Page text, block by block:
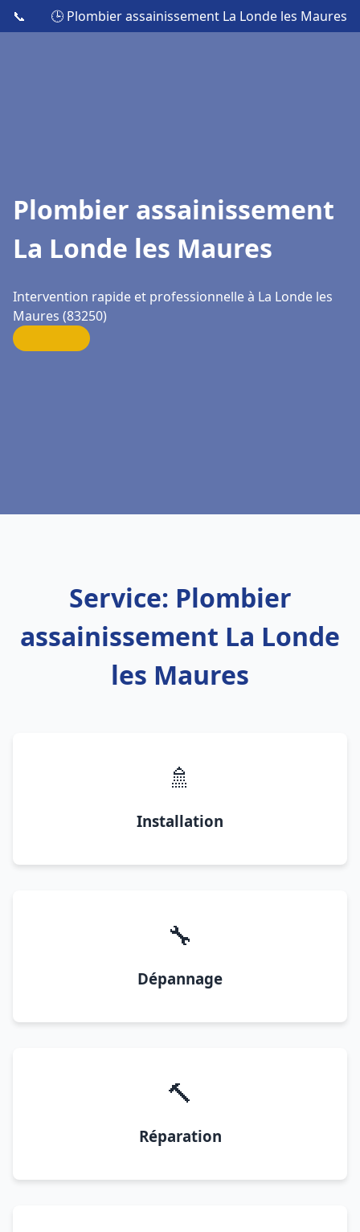
📞 🕒 Plombier assainissement La Londe les Maures
Plombier assainissement
La Londe les Maures
Intervention rapide et professionnelle à La Londe les
Maures (83250)
Service: Plombier
assainissement La Londe
les Maures
🚿
Installation
🔧
Dépannage
🔨
Réparation